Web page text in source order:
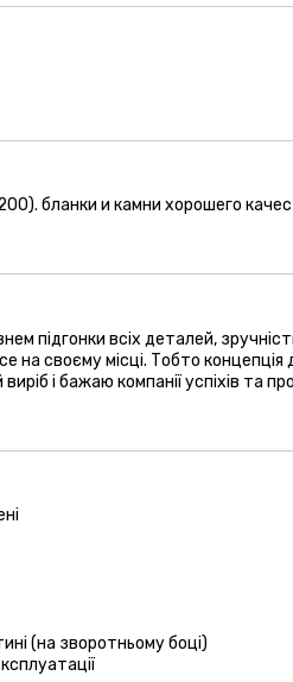
бланки и камни хорошего
підгонки всіх деталей,
на своєму місці. Тобто
і бажаю компанії успіхів та
(на зворотньому боці)